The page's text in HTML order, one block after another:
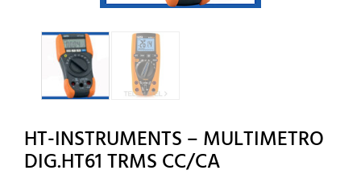
HT-INSTRUMENTS – MULTIMETRO
DIG.HT61 TRMS CC/CA